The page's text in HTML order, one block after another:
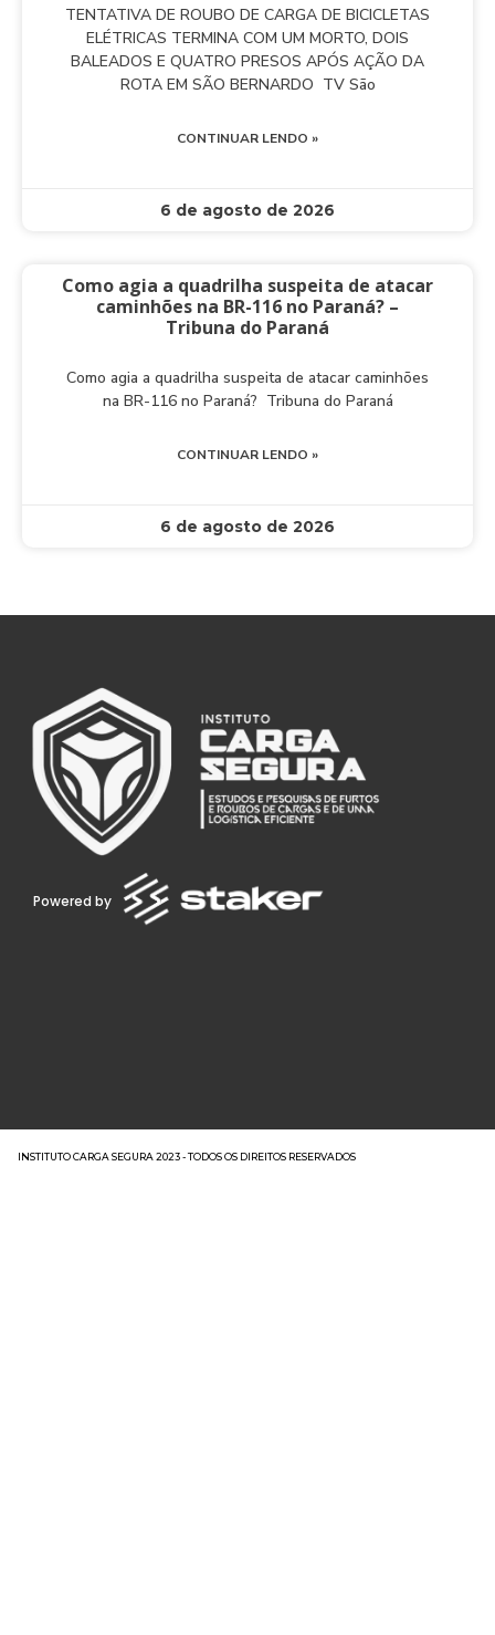
TENTATIVA DE ROUBO DE CARGA DE BICICLETAS
ELÉTRICAS TERMINA COM UM MORTO, DOIS
BALEADOS E QUATRO PRESOS APÓS AÇÃO DA
ROTA EM SÃO BERNARDO TV São
CONTINUAR LENDO »
6 de agosto de 2026
Como agia a quadrilha suspeita de atacar
caminhões na BR-116 no Paraná? –
Tribuna do Paraná
Como agia a quadrilha suspeita de atacar caminhões
na BR-116 no Paraná? Tribuna do Paraná
CONTINUAR LENDO »
6 de agosto de 2026
Powered by
INSTITUTO CARGA SEGURA 2023 - TODOS OS DIREITOS RESERVADOS